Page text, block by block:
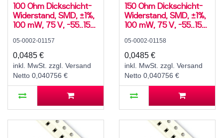
100 Ohm Dickschicht-
Widerstand, SMD, ±1%,
100 mW, 75 V, -55..155
05-0002-01157
0,0485 €
inkl. MwSt. zzgl. Versand
Netto 0,040756 €
150 Ohm Dickschicht-
Widerstand, SMD, ±1%,
100 mW, 75 V, -55..155
05-0002-01158
0,0485 €
inkl. MwSt. zzgl. Versand
Netto 0,040756 €